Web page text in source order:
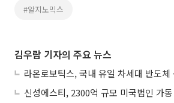
#알지노믹스
김우람 기자의 주요 뉴스